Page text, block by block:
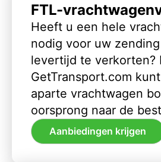
FTL-
Heeft u een hele
nodig voor uw
levertijd te verkorten?
GetTransport.com
aparte vrachtwagen
oorsprong naar de
Aanbiedingen krijgen